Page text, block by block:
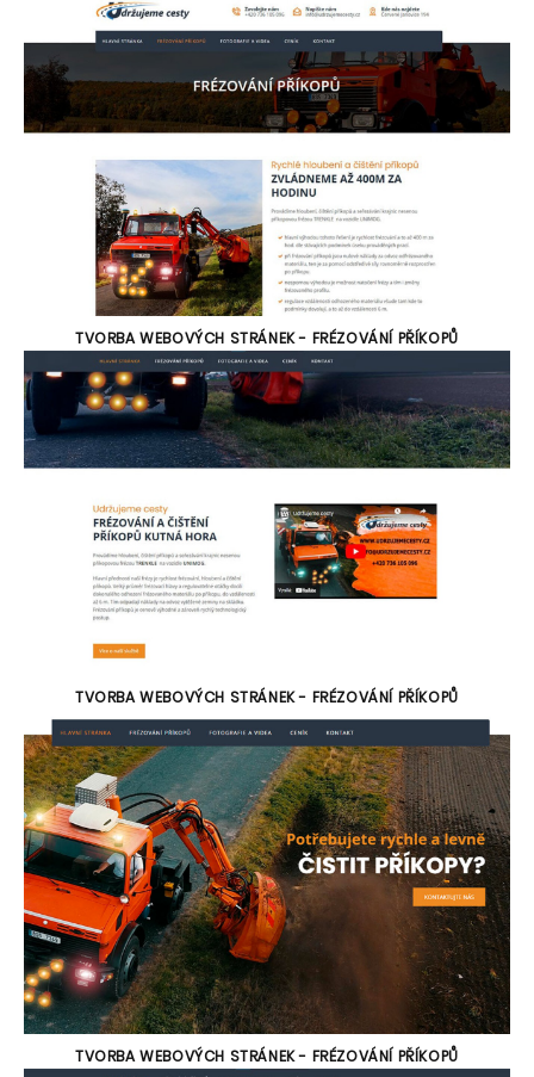
TVORBA WEBOVÝCH STRÁNEK - FRÉZOVÁNÍ PŘÍKOPŮ
TVORBA WEBOVÝCH STRÁNEK - FRÉZOVÁNÍ PŘÍKOPŮ
TVORBA WEBOVÝCH STRÁNEK - FRÉZOVÁNÍ PŘÍKOPŮ